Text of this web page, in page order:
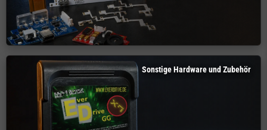
Sonstige Hardware und Zubehör